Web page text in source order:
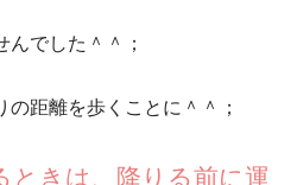
んでした＾＾；
距離を歩くことに＾＾；
ときは、降りる前に運